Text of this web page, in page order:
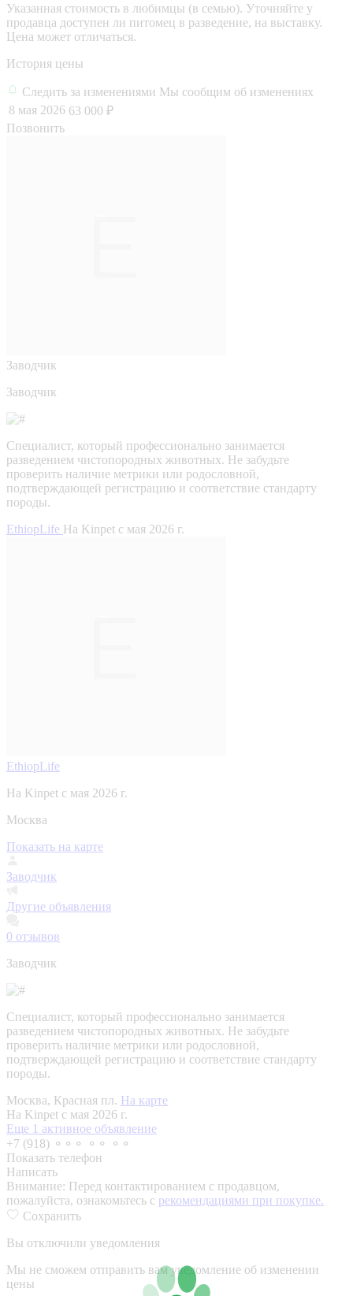
Указанная стоимость в любимцы (в семью). Уточняйте у
продавца доступен ли питомец в разведение, на выставку.
Цена может отличаться.
История цены
Следить за изменениями Мы сообщим об изменениях
8 мая 2026 63 000 ₽
Позвонить
Заводчик
Заводчик
Специалист, который профессионально занимается
разведением чистопородных животных. Не забудьте
проверить наличие метрики или родословной,
подтверждающей регистрацию и соответствие стандарту
породы.
EthiopLife На Kinpet c мая 2026 г.
EthiopLife
На Kinpet c мая 2026 г.
Москва
Показать на карте
Заводчик
Другие объявления
0 отзывов
Заводчик
Специалист, который профессионально занимается
разведением чистопородных животных. Не забудьте
проверить наличие метрики или родословной,
подтверждающей регистрацию и соответствие стандарту
породы.
Москва, Красная пл. На карте
На Kinpet c мая 2026 г.
Еще 1 активное объявление
+7 (918) ⚬⚬⚬ ⚬⚬ ⚬⚬
Показать телефон
Написать
Внимание: Перед контактированием с продавцом,
пожалуйста, ознакомьтесь с рекомендациями при покупке.
Сохранить
Вы отключили уведомления
Мы не сможем отправить вам уведомление об изменении
цены